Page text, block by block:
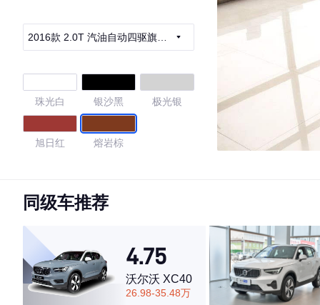
2016款 2.0T 汽油自动四驱旗舰
珠光白 银沙黑 极光银
旭日红 熔岩棕
4.69
·外观表现一般，低于57%同级车
·内饰表现一般，低于80%同级车
·空间表现较为优秀，优于53%同级车
同级车推荐
4.75
沃尔沃 XC40
26.98-35.48万